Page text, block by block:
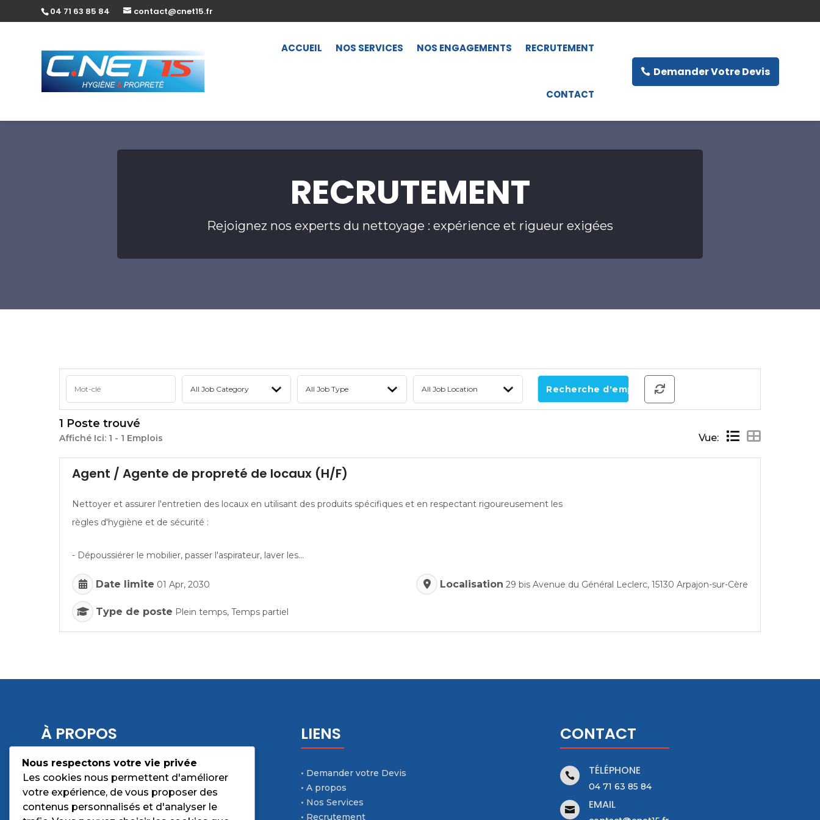
04 71 63 85 84 contact@cnet15.fr
ACCUEIL NOS SERVICES NOS ENGAGEMENTS RECRUTEMENT
CONTACT
Demander Votre Devis
RECRUTEMENT
Rejoignez nos experts du nettoyage : expérience et rigueur exigées
1 Poste trouvé
Affiché Ici: 1 - 1 Emplois Vue:
Agent / Agente de propreté de locaux (H/F)
Nettoyer et assurer l'entretien des locaux en utilisant des produits spécifiques et en respectant rigoureusement les
règles d'hygiène et de sécurité :
- Dépoussiérer le mobilier, passer l'aspirateur, laver les...
Date limite 01 Apr, 2030 Localisation 29 bis Avenue du Général Leclerc, 15130 Arpajon-sur-Cère
Type de poste Plein temps, Temps partiel
À PROPOS
CNET15 est une entreprise adaptée créée en
2003, spécialisée dans le nettoyage
professionnel dans le Cantal.
LIENS
• Demander votre Devis
• A propos
• Nos Services
• Recrutement
CONTACT
 TÉLÉPHONE
04 71 63 85 84
 EMAIL
Nous respectons votre vie privée
Les cookies nous permettent d'améliorer
votre expérience, de vous proposer des
contenus personnalisés et d'analyser le